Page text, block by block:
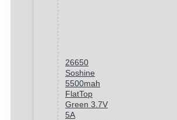
26650
Soshine
5500mah
FlatTop
Green 3.7V
5A